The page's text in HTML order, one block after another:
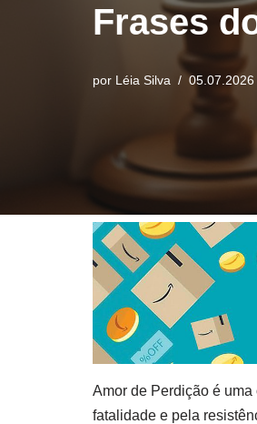
Frases
por Léia Silva 05.07.2026
Amor de Perdição é
fatalidade e pela